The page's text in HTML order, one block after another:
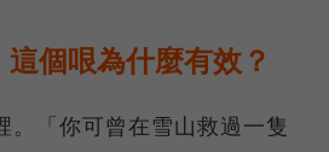
這個哏為什麼有效？
。「你可曾在雪山救過一隻